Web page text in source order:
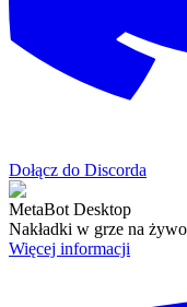
Dołącz do Discorda
MetaBot Desktop
Nakładki w grze na żywo
Więcej informacji